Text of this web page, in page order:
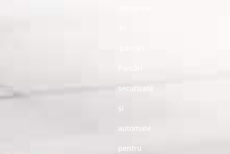
securizate
și
automate
pentru